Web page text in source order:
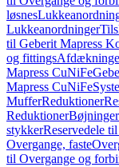
løsnes
Lukkeanordninger
til Geberit Mapress
og fittings
Mapress CuNiFe
Mapress CuNiFe
MufferReduktioner
ReduktionerBøjninger
stykkerReservedele
Overgange, faste
til Overgange og